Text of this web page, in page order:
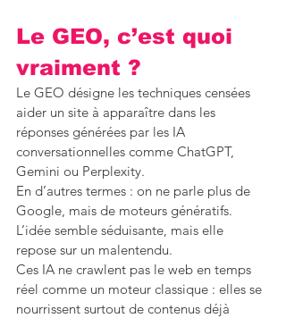
Le GEO, c’est quoi
vraiment ?
Le GEO désigne les techniques censées
aider un site à apparaître dans les
réponses générées par les IA
conversationnelles comme ChatGPT,
Gemini ou Perplexity.
En d’autres termes : on ne parle plus de
Google, mais de moteurs génératifs.
L’idée semble séduisante, mais elle
repose sur un malentendu.
Ces IA ne crawlent pas le web en temps
réel comme un moteur classique : elles se
nourrissent surtout de contenus déjà